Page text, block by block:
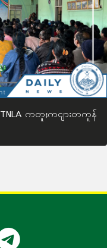
ကတူႈကငျားတကူန်